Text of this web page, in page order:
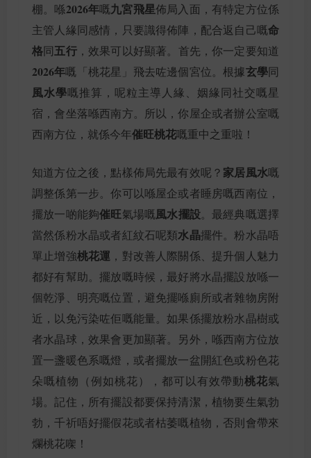
棚。喺2026年嘅九宮飛星佈局入面，有特定方位係
主管人緣同感情，只要識得佈陣，配合返自己嘅命
格同五行，效果可以好顯著。首先，你一定要知道
2026年嘅「桃花星」飛去咗邊個宮位。根據玄學同
風水學嘅推算，呢粒主導人緣、姻緣同社交嘅星
宿，會坐落喺西南方。所以，你屋企或者辦公室嘅
西南方位，就係今年催旺桃花嘅重中之重啦！
知道方位之後，點樣佈局先最有效呢？ 家居風水嘅
調整係第一步。你可以喺屋企或者睡房嘅西南位，
擺放一啲能夠催旺氣場嘅風水擺設。最經典嘅選擇
當然係粉水晶或者紅紋石呢類水晶擺件。粉水晶唔
單止增強桃花運 ，對改善人際關係、提升個人魅力
都好有幫助。擺放嘅時候，最好將水晶擺設放喺一
個乾淨、明亮嘅位置，避免擺喺廁所或者雜物房附
近，以免污染咗佢嘅能量。如果係擺放粉水晶樹或
者水晶球，效果會更加顯著。另外，喺西南方位放
置一盞暖色系嘅燈，或者擺放一盆開紅色或粉色花
朵嘅植物（例如桃花），都可以有效帶動桃花氣
場。記住，所有擺設都要保持清潔，植物要生氣勃
勃，千祈唔好擺假花或者枯萎嘅植物，否則會帶來
爛桃花㗎！